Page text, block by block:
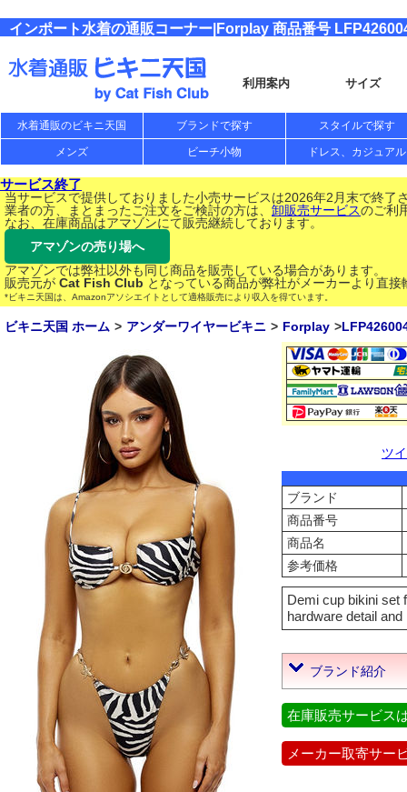
インポート水着の通販コーナー|Forplay 商品番号
利用案内 サイズ
水着通販のビキニ天国 ブランドで探す スタイルで探す
メンズ ビーチ小物 ドレス、カジュアル
サービス終了
当サービスで提供しておりました小売サービスは2026年2月末で終了
業者の方、まとまったご注文をご検討の方は、 卸販売サービスのご利
なお、在庫商品はアマゾンにて販売継続しております。
アマゾンの売り場へ
アマゾンでは弊社以外も同じ商品を販売している場合があります。
販売元が Cat Fish Club となっている商品が弊社がメーカーより直
*ビキニ天国は、Amazonアソシエイトとして適格販売により収入を得ています。
ビキニ天国 ホーム アンダーワイヤービキニ Forplay
ツ
ブランド
商品番号
商品名
参考価格
Demi cup bikini set
hardware detail
ブランド紹介
在庫販売サービス
メーカー取寄サー